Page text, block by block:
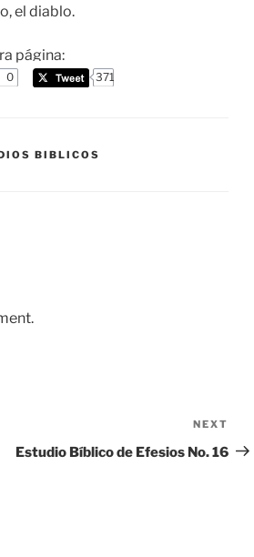
el diablo.
página:
0 371
BIBLICOS
Post
NEXT
Estudio Bíblico de Efesios No. 16